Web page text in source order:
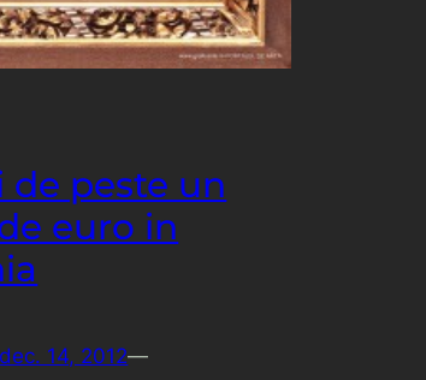
de peste un
euro in
dec. 14, 2012—